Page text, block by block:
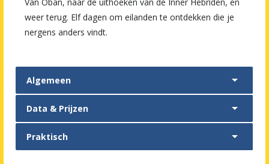
weer terug. Elf dagen om eilanden te ontdekken die je
nergens anders vindt.
Algemeen 
Data & Prijzen 
Praktisch 